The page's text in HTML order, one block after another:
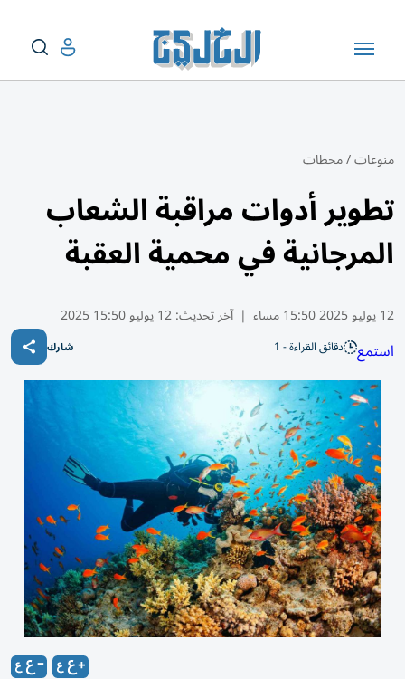
منوعات/محطات
تطوير أدوات مراقبة الشعاب
المرجانية في محمية العقبة
12 يوليو 2025 15:50 مساء | آخر تحديث:12 يوليو 15:50 2025
استمع دقائق القراءة - 1 شارك